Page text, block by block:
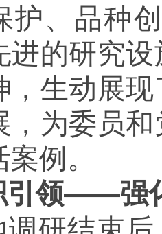
护、品种
进的研究
，生动展
，为委员
例。
引领——强